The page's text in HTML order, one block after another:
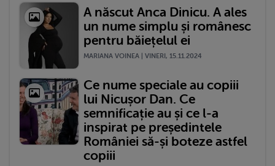
A născut Anca Dinicu. A ales
un nume simplu și românesc
pentru băiețelul ei
MARIANA VOINEA | VINERI, 15.11.2024
Ce nume speciale au copiii
lui Nicușor Dan. Ce
semnificație au și ce l-a
inspirat pe președintele
României să-și boteze astfel
copiii